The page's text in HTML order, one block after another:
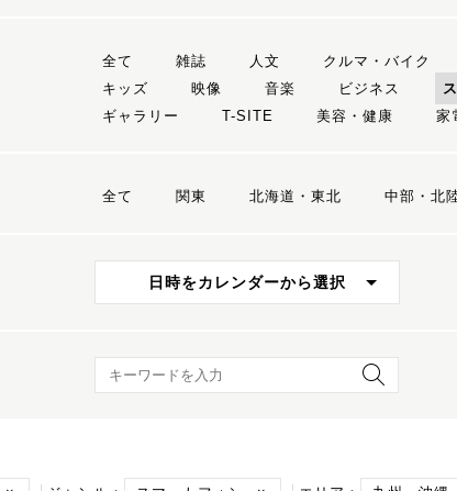
全て 雑誌 人文 クルマ・バイク
キッズ
映像 音楽 ビジネス
ギャラリー
T-SITE 美容・健康 家
全て 関東 北海道・東北 中部・北
日時をカレンダーから選択
キーワード検索